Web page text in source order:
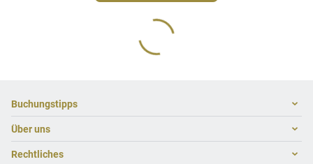
Footer navigation
Buchungstipps
Warum im Reisebüro buchen
Hoteltipps
Über uns
Kontakt
Rechtliches